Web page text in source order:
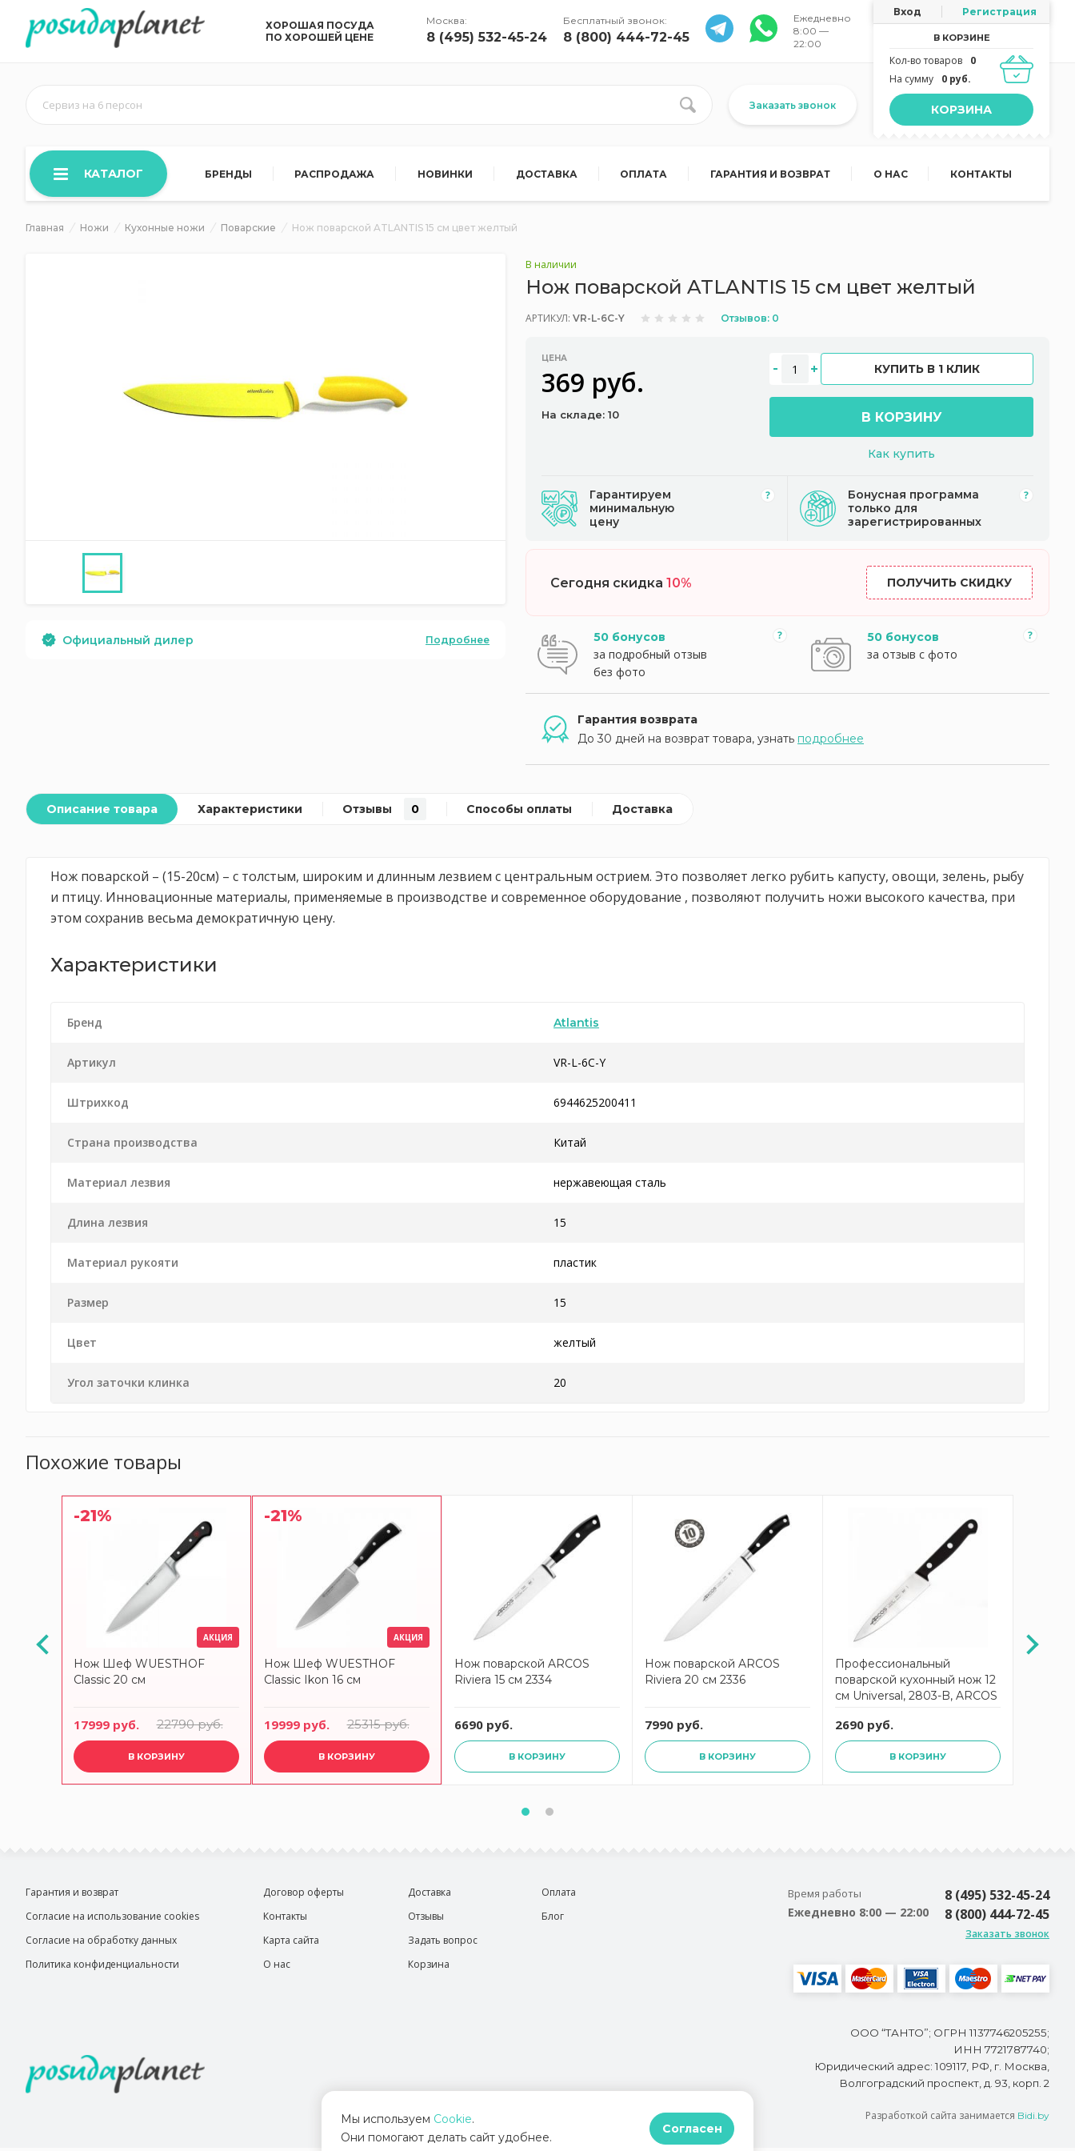
ХОРОШАЯ ПОСУДА
ПО ХОРОШЕЙ ЦЕНЕ
Москва:
8 (495) 532-45-24
Бесплатный звонок:
8 (800) 444-72-45
Ежедневно
8:00 —
22:00
Вход Регистрация
В КОРЗИНЕ
Кол-во товаров
0
На сумму
0 руб.
КОРЗИНА
Сервиз на 6 персон Заказать звонок
КАТАЛОГ БРЕНДЫ РАСПРОДАЖА НОВИНКИ ДОСТАВКА ОПЛАТА ГАРАНТИЯ И ВОЗВРАТ О НАС КОНТАКТЫ
Главная Ножи Кухонные ножи Поварские Нож поварской ATLANTIS 15 см цвет желтый
Официальный дилер Подробнее
В наличии
Нож поварской ATLANTIS 15 см цвет желтый
АРТИКУЛ: VR-L-6C-Y Отзывов: 0
ЦЕНА
369 руб.
На складе: 10
КУПИТЬ В 1 КЛИК
В КОРЗИНУ
Как купить
Гарантируем
минимальную
цену
Бонусная программа
только для
зарегистрированных
Сегодня скидка 10% ПОЛУЧИТЬ СКИДКУ
50 бонусов
за подробный отзыв
без фото
50 бонусов
за отзыв с фото
Гарантия возврата
До 30 дней на возврат товара, узнать подробнее
Описание товара Характеристики Отзывы 0 Способы оплаты Доставка
Нож поварской – (15-20см) – с толстым, широким и длинным лезвием с центральным острием. Это позволяет легко рубить капусту, овощи, зелень, рыбу
и птицу. Инновационные материалы, применяемые в производстве и современное оборудование , позволяют получить ножи высокого качества, при
этом сохранив весьма демократичную цену.
Характеристики
Бренд Atlantis
Артикул VR-L-6C-Y
Штрихкод 6944625200411
Страна производства Китай
Материал лезвия нержавеющая сталь
Длина лезвия 15
Материал рукояти пластик
Размер 15
Цвет желтый
Угол заточки клинка 20
Похожие товары
-21%
АКЦИЯ
Нож Шеф WUESTHOF
Classic 20 см
17999 руб. 22790 руб.
В КОРЗИНУ
-21%
АКЦИЯ
Нож Шеф WUESTHOF
Classic Ikon 16 см
19999 руб. 25315 руб.
В КОРЗИНУ
Нож поварской ARCOS
Riviera 15 см 2334
6690 руб.
В КОРЗИНУ
Нож поварской ARCOS
Riviera 20 см 2336
7990 руб.
В КОРЗИНУ
Профессиональный
поварской кухонный нож 12
см Universal, 2803-B, ARCOS
2690 руб.
В КОРЗИНУ
Гарантия и возврат
Согласие на использование cookies
Согласие на обработку данных
Политика конфиденциальности
Договор оферты
Контакты
Карта сайта
О нас
Доставка
Отзывы
Задать вопрос
Корзина
Оплата
Блог
Время работы
Ежедневно 8:00 — 22:00
8 (495) 532-45-24
8 (800) 444-72-45
Заказать звонок
ООО “ТАНТО”; ОГРН 1137746205255;
ИНН 7721787740;
Юридический адрес: 109117, РФ, г. Москва,
Волгоградский проспект, д. 93, корп. 2
Разработкой сайта занимается Bidi.by
Мы используем Cookie.
Они помогают делать сайт удобнее.
Согласен